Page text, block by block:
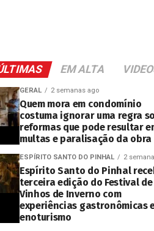
EM ALTA
GERAL 2 semanas ago
Quem mora em condomínio
costuma ignorar uma regra
reformas que pode resultar
multas e paralisação da obra
ESPÍRITO SANTO DO PINHAL 2
Espírito Santo do Pinhal
terceira edição do Festival de
Vinhos de Inverno com
experiências gastronômicas
enoturismo